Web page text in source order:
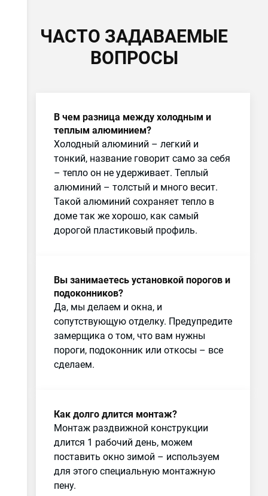
ЧАСТО ЗАДАВАЕМЫЕ
ВОПРОСЫ
В чем разница между холодным и
теплым алюминием?
Холодный алюминий – легкий и
тонкий, название говорит само за себя
– тепло он не удерживает. Теплый
алюминий – толстый и много весит.
Такой алюминий сохраняет тепло в
доме так же хорошо, как самый
дорогой пластиковый профиль.
Вы занимаетесь установкой порогов и
подоконников?
Да, мы делаем и окна, и
сопутствующую отделку. Предупредите
замерщика о том, что вам нужны
пороги, подоконник или откосы – все
сделаем.
Как долго длится монтаж?
Монтаж раздвижной конструкции
длится 1 рабочий день, можем
поставить окно зимой – используем
для этого специальную монтажную
пену.